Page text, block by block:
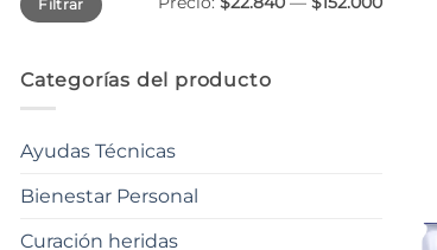
mínimo
máximo
Filtrar
Categorías del producto
Ayudas Técnicas
Bienestar Personal
Curación heridas